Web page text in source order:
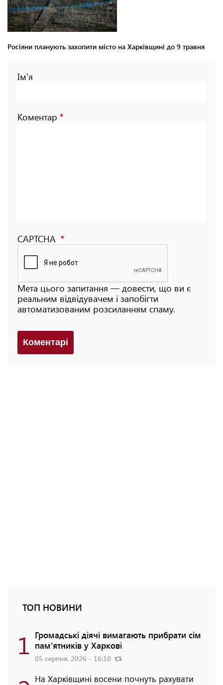
Росіяни планують захопити місто на Харківщині до 9 травня
Ім'я
Коментар
CAPTCHA
Мета цього запитання — довести, що ви є
реальним відвідувачем і запобігти
автоматизованим розсиланням спаму.
Коментарi
ТОП НОВИНИ
1 Громадські діячі вимагають прибрати сім
пам'ятників у Харкові
05 серпня, 2026 - 16:10
На Харківщині восени почнуть рахувати